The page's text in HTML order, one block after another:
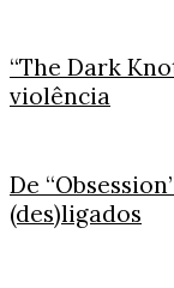
“The Dark
violência
De
(des)ligados